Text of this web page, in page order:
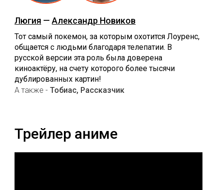
Люгия — Александр Новиков
Тот самый покемон, за которым охотится Лоуренс,
общается с людьми благодаря телепатии. В
русской версии эта роль была доверена
киноактёру, на счету которого более тысячи
дублированных картин!
А также - Тобиас, Рассказчик
Трейлер аниме